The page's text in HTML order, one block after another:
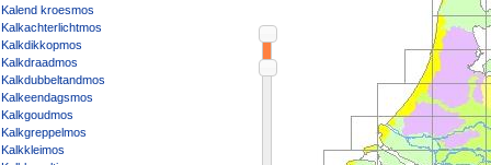
Kalend kroesmos
Kalkachterlichtmos
Kalkdikkopmos
Kalkdraadmos
Kalkdubbeltandmos
Kalkeendagsmos
Kalkgoudmos
Kalkgreppelmos
Kalkkleimos